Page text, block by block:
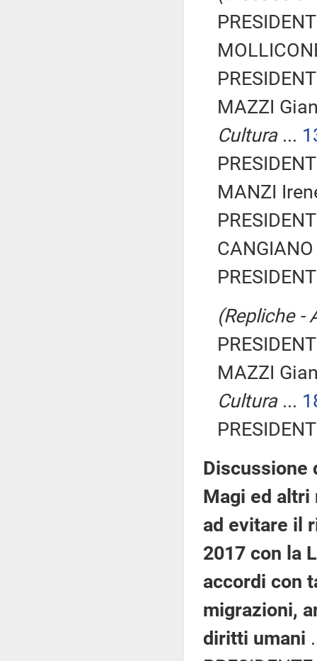
MAZZI
Cultura...
MANZI
(Repliche -
MAZZI
Cultura...
Discussione
Magi ed altri
ad evitare il
2017 con la
accordi con
migrazioni,
diritti umani